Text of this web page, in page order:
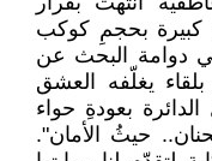
كبيرة بحجمِ كوكب
دوامة البحث عن
يغلّفه العشق
بعودةِ حواء
حيثُ الأمان".